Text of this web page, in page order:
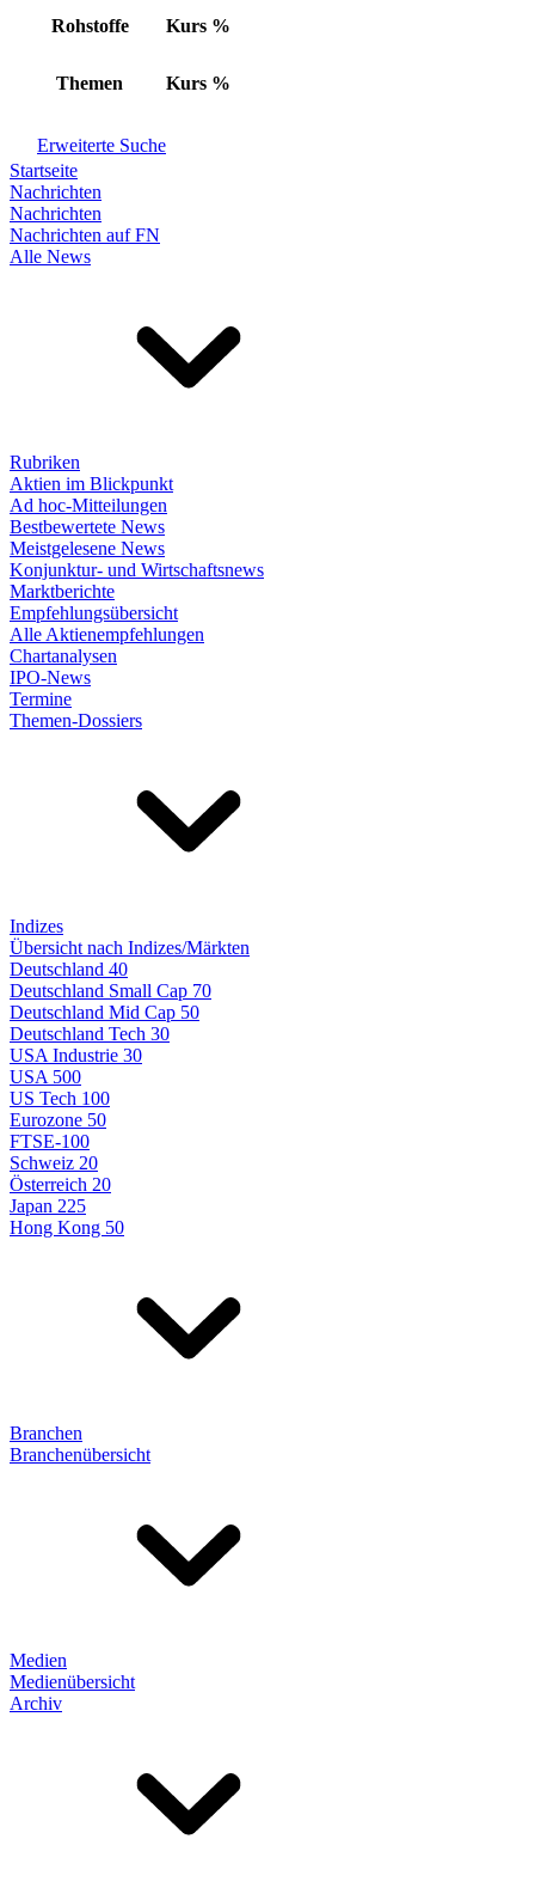
Rohstoffe Kurs %
Themen Kurs %
Erweiterte Suche
Startseite
Nachrichten
Nachrichten
Nachrichten auf FN
Alle News
Rubriken
Aktien im Blickpunkt
Ad hoc-Mitteilungen
Bestbewertete News
Meistgelesene News
Konjunktur- und Wirtschaftsnews
Marktberichte
Empfehlungsübersicht
Alle Aktienempfehlungen
Chartanalysen
IPO-News
Termine
Themen-Dossiers
Indizes
Übersicht nach Indizes/Märkten
Deutschland 40
Deutschland Small Cap 70
Deutschland Mid Cap 50
Deutschland Tech 30
USA Industrie 30
USA 500
US Tech 100
Eurozone 50
FTSE-100
Schweiz 20
Österreich 20
Japan 225
Hong Kong 50
Branchen
Branchenübersicht
Medien
Medienübersicht
Archiv